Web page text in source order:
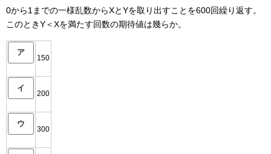
0から1までの一様乱数からXとYを取り出すことを600回繰り返す。
このときY＜Xを満たす回数の期待値は幾らか。
ア
150
イ
200
ウ
300